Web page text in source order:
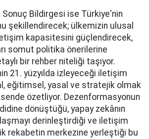
Sonuç Bildirgesi ise Türkiye'nin
şekillendirecek; ülkemizin ulusal
kapasitesini güçlendirecek,
somut politika önerilerine
bir rehber niteliği taşıyor.
21. yüzyılda izleyeceği iletişim
eğitimsel, yasal ve stratejik olmak
özetliyor. Dezenformasyonun
dönüştüğü, yapay zekânın
derinleştirdiği ve iletişim
rekabetin merkezine yerleştiği bu